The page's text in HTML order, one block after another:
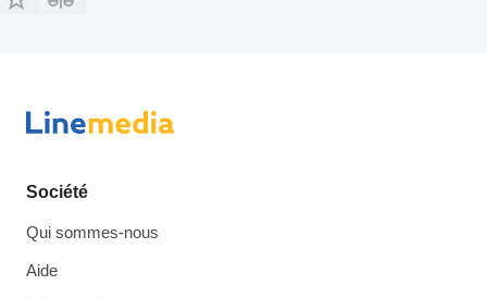
Société
Qui sommes-nous
Aide